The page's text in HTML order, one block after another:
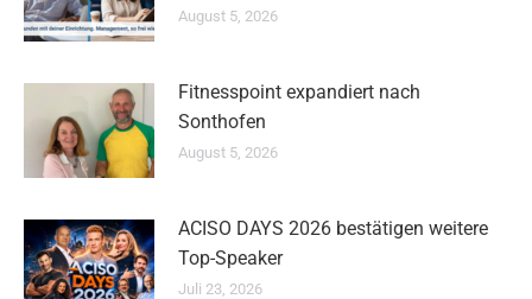
August 5, 2026
Fitnesspoint expandiert nach
Sonthofen
August 5, 2026
ACISO DAYS 2026 bestätigen weitere
Top-Speaker
Juli 23, 2026